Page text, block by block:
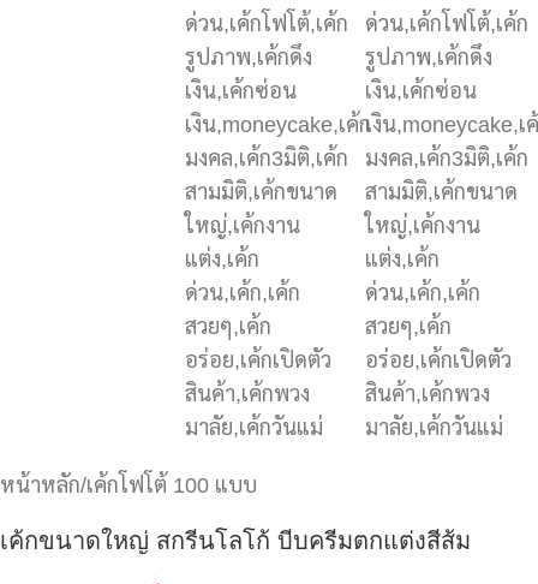
หน้าหลัก/เค้กโฟโต้ 100 แบบ
เค้กขนาดใหญ่ สกรีนโลโก้ บีบครีมตกแต่งสีส้ม